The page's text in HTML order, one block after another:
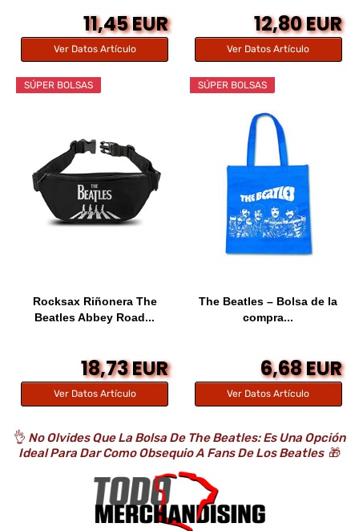
11,45 EUR
Ver Datos Artículo
12,80 EUR
Ver Datos Artículo
SÚPER BOLSAS
Rocksax Riñonera The
Beatles Abbey Road...
18,73 EUR
Ver Datos Artículo
SÚPER BOLSAS
The Beatles – Bolsa de la
compra...
6,68 EUR
Ver Datos Artículo
👌 No Olvides Que La Bolsa De The Beatles: Es Una Opción
Ideal Para Dar Como Obsequio A Fans De Los Beatles 🎁